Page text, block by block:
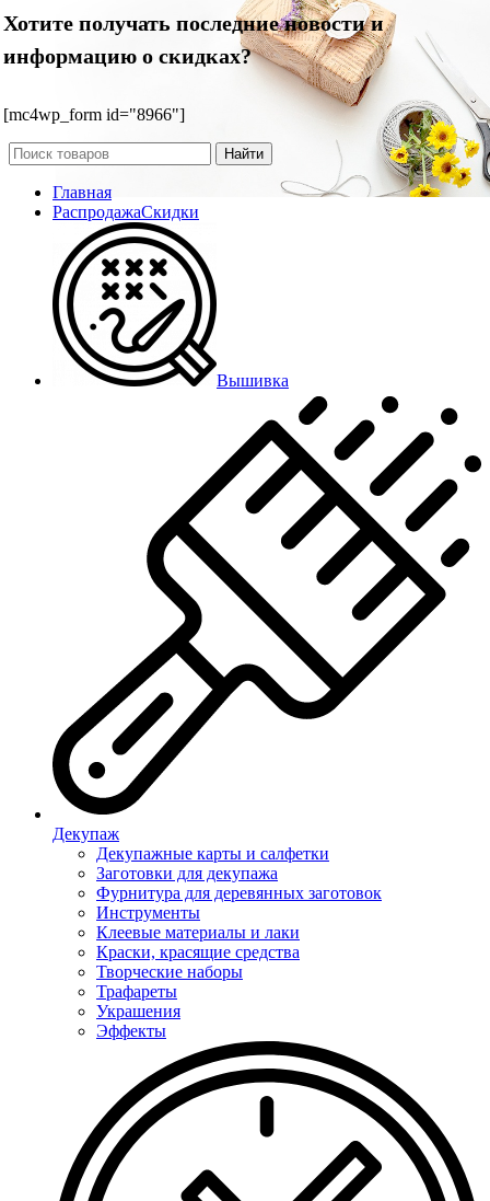
Хотите получать последние новости и
информацию о скидках?
[mc4wp_form id="8966"]
Найти
Главная
РаспродажаСкидки
Вышивка
Декупаж
Декупажные карты и салфетки
Заготовки для декупажа
Фурнитура для деревянных заготовок
Инструменты
Клеевые материалы и лаки
Краски, красящие средства
Творческие наборы
Трафареты
Украшения
Эффекты